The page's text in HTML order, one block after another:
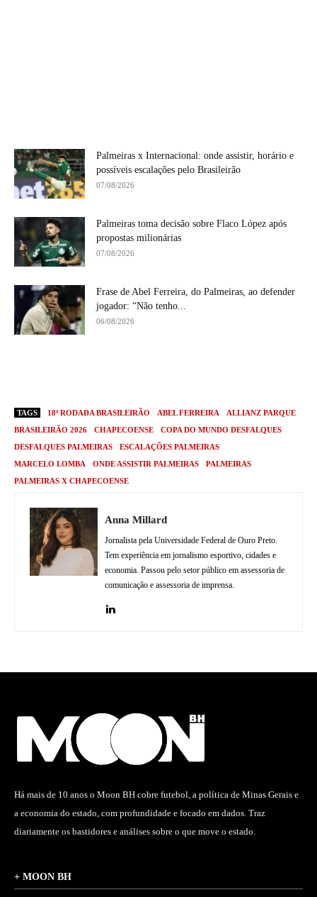
Palmeiras x Internacional: onde assistir, horário e
possíveis escalações pelo Brasileirão
07/08/2026
Palmeiras toma decisão sobre Flaco López após
propostas milionárias
07/08/2026
Frase de Abel Ferreira, do Palmeiras, ao defender
jogador: “Não tenho...
06/08/2026
TAGS 18ª RODADA BRASILEIRÃO ABEL FERREIRA
ALLIANZ PARQUE
BRASILEIRÃO 2026
CHAPECOENSE
COPA DO MUNDO DESFALQUES
DESFALQUES PALMEIRAS
ESCALAÇÕES PALMEIRAS
MARCELO LOMBA
ONDE ASSISTIR PALMEIRAS
PALMEIRAS
PALMEIRAS X CHAPECOENSE
Anna Millard
Jornalista pela Universidade Federal de Ouro Preto.
Tem experiência em jornalismo esportivo, cidades e
economia. Passou pelo setor público em assessoria de
comunicação e assessoria de imprensa.
Há mais de 10 anos o Moon BH cobre futebol, a política de Minas Gerais e
a economia do estado, com profundidade e focado em dados. Traz
diariamente os bastidores e análises sobre o que move o estado.
+ MOON BH